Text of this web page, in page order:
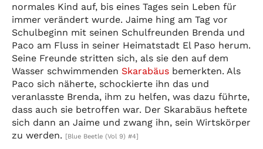
normales Kind auf, bis eines Tages sein Leben für
immer verändert wurde. Jaime hing am Tag vor
Schulbeginn mit seinen Schulfreunden Brenda und
Paco am Fluss in seiner Heimatstadt El Paso herum.
Seine Freunde stritten sich, als sie den auf dem
Wasser schwimmenden Skarabäus bemerkten. Als
Paco sich näherte, schockierte ihn das und
veranlasste Brenda, ihm zu helfen, was dazu führte,
dass auch sie betroffen war. Der Skarabäus heftete
sich dann an Jaime und zwang ihn, sein Wirtskörper
zu werden. [Blue Beetle (Vol 9) #4]